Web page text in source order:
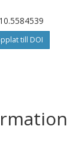
till DOI